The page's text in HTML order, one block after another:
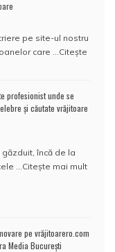
pe site-ul nostru
care … Citește
profesionist unde se
și căutate vrăjitoare
încă de la
… Citește mai mult
pe vrăjitoarero.com
Media București